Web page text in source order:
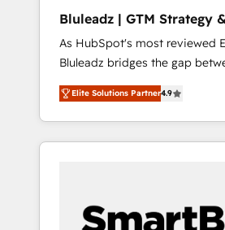
ら、GTMの見える化・自動化ま
運用、データ品質設計、グルー
合に対応します。 2️⃣ AIエージェント組織構築
営業・マーケティング業務の一
行する組織への移行を設計・実
Claude等をHubSpotと連携さ
用ルール・成果指標まで含めて設
PMOとして主導。「設定の代行
の責任」を引き受け、部門横断
Bluleadz | GTM Strategy
Implementation
As HubSpot's most reviewed
Bluleadz bridges the gap
and execution. We don't just "set up tools" —
we install the GTM Operating
OS) to align your leadership
portal that drives predictable
and Story to stop "accelerating
Elite Solutions Partner4.9